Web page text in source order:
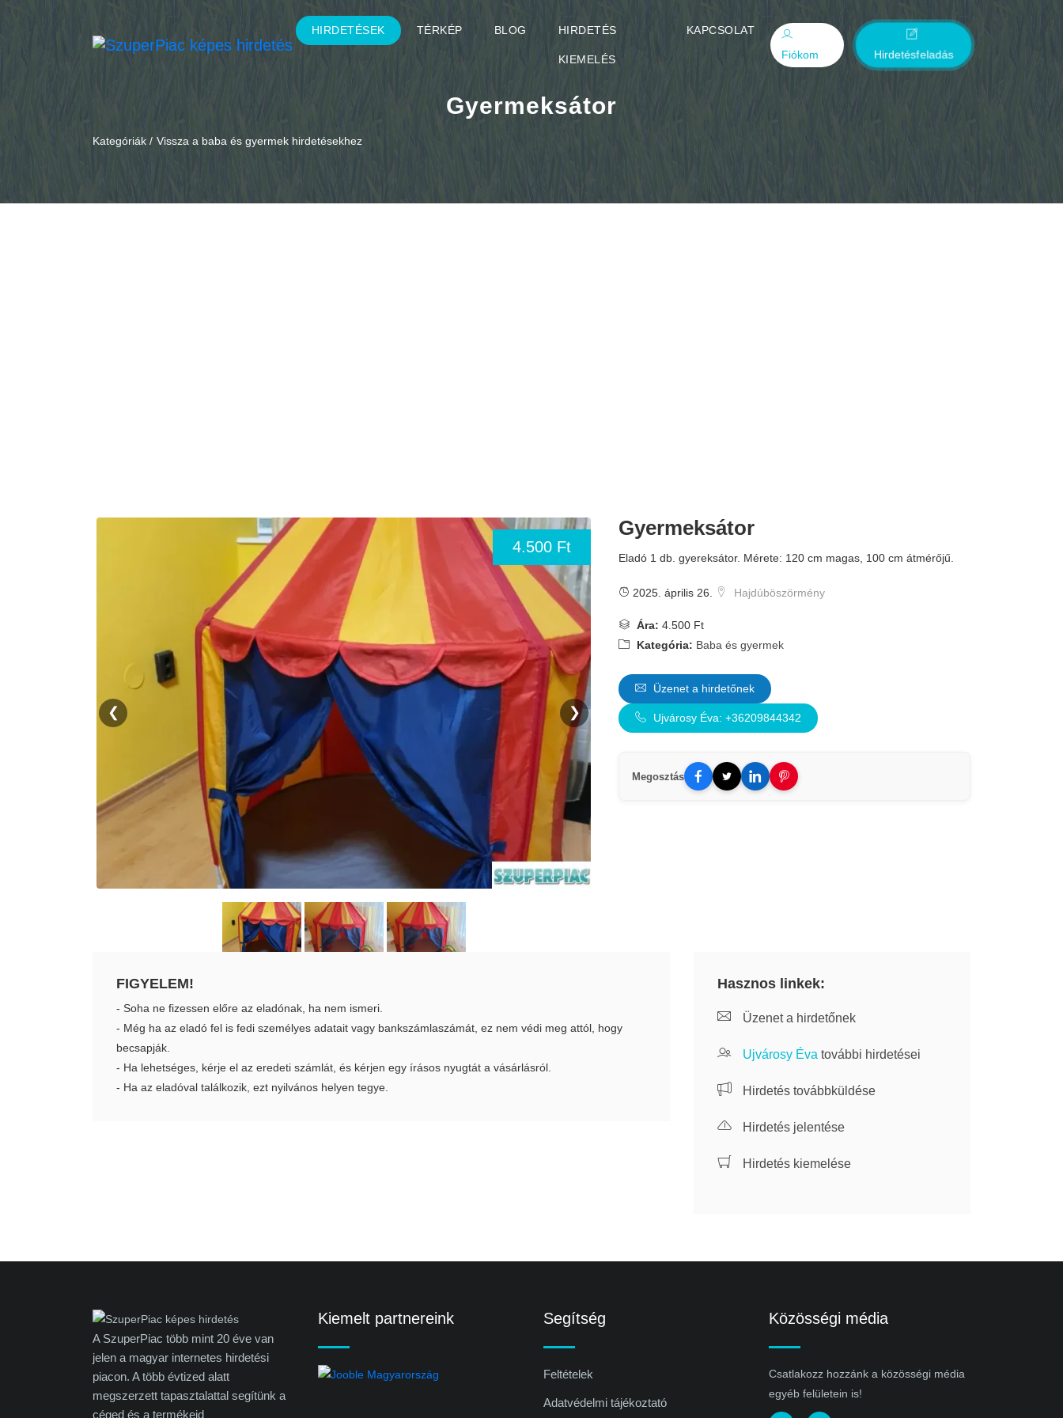
HIRDETÉSEK TÉRKÉP BLOG HIRDETÉS
KIEMELÉS
KAPCSOLAT
Fiókom
Hirdetésfeladás
Gyermeksátor
Kategóriák / Vissza a baba és gyermek hirdetésekhez
4.500 Ft
❮ ❯
Gyermeksátor
Eladó 1 db. gyereksátor. Mérete: 120 cm magas, 100 cm átmérőjű.
2025. április 26. Hajdúböszörmény
Ára: 4.500 Ft
Kategória: Baba és gyermek
Üzenet a hirdetőnek
Ujvárosy Éva: +36209844342
Megosztás
FIGYELEM!
- Soha ne fizessen előre az eladónak, ha nem ismeri.
- Még ha az eladó fel is fedi személyes adatait vagy bankszámlaszámát, ez nem védi meg attól, hogy
becsapják.
- Ha lehetséges, kérje el az eredeti számlát, és kérjen egy írásos nyugtát a vásárlásról.
- Ha az eladóval találkozik, ezt nyilvános helyen tegye.
Hasznos linkek:
Üzenet a hirdetőnek
Ujvárosy Éva további hirdetései
Hirdetés továbbküldése
Hirdetés jelentése
Hirdetés kiemelése
A SzuperPiac több mint 20 éve van
jelen a magyar internetes hirdetési
piacon. A több évtized alatt
megszerzett tapasztalattal segítünk a
céged és a termékeid
Kiemelt partnereink Segítség
Feltételek
Adatvédelmi tájékoztató
Közösségi média
Csatlakozz hozzánk a közösségi média
egyéb felületein is!